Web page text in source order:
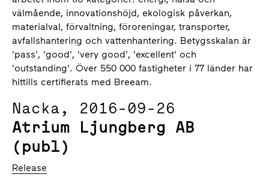
välmående, innovationshöjd, ekologisk påverkan,
materialval, förvaltning, föroreningar, transporter,
avfallshantering och vattenhantering. Betygsskalan är
'pass', 'good', 'very good', 'excellent' och
'outstanding'. Över 550 000 fastigheter i 77 länder har
hittills certifierats med Breeam.
Nacka, 2016-09-26
Atrium Ljungberg AB
(publ)
Release